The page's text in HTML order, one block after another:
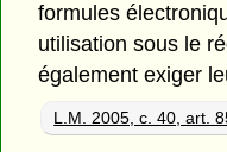
formules
utilisation sous le
également exiger
L.M. 2005, c. 40, art.